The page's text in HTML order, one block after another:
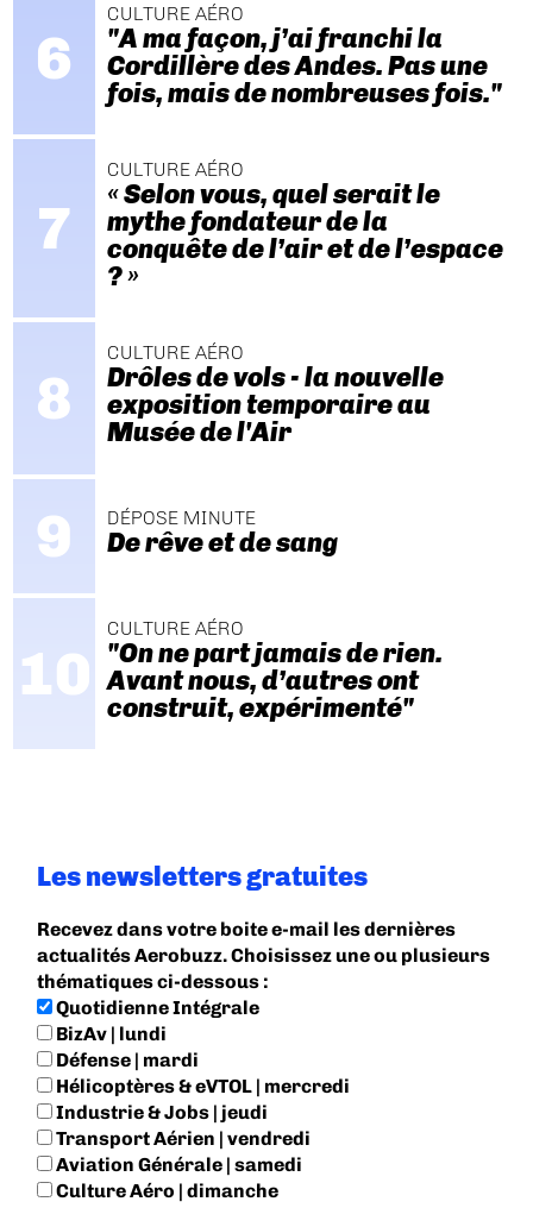
CULTURE AÉRO
"A ma façon, j’ai franchi la
Cordillère des Andes. Pas une
fois, mais de nombreuses fois."
CULTURE AÉRO
« Selon vous, quel serait le
mythe fondateur de la
conquête de l’air et de l’espace
? »
CULTURE AÉRO
Drôles de vols - la nouvelle
exposition temporaire au
Musée de l'Air
DÉPOSE MINUTE
De rêve et de sang
CULTURE AÉRO
"On ne part jamais de rien.
Avant nous, d’autres ont
construit, expérimenté"
Les newsletters gratuites
Recevez dans votre boite e-mail les dernières
actualités Aerobuzz. Choisissez une ou plusieurs
thématiques ci-dessous :
Quotidienne Intégrale
BizAv | lundi
Défense | mardi
Hélicoptères & eVTOL | mercredi
Industrie & Jobs | jeudi
Transport Aérien | vendredi
Aviation Générale | samedi
Culture Aéro | dimanche